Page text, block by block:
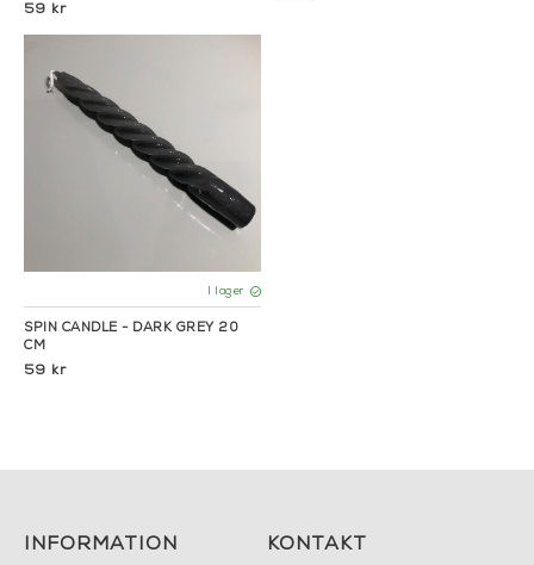
59 kr
I lager
SPIN CANDLE - DARK GREY 20
CM
59 kr
INFORMATION KONTAKT